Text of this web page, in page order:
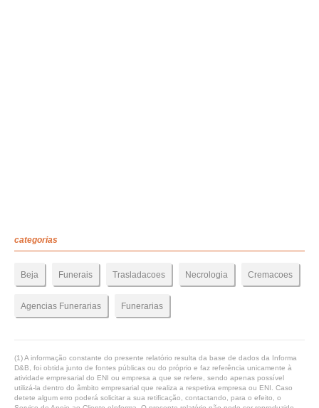
categorias
Beja Funerais Trasladacoes Necrologia Cremacoes
Agencias Funerarias Funerarias
(1) A informação constante do presente relatório resulta da base de dados da Informa
D&B, foi obtida junto de fontes públicas ou do próprio e faz referência unicamente à
atividade empresarial do ENI ou empresa a que se refere, sendo apenas possível
utilizá-la dentro do âmbito empresarial que realiza a respetiva empresa ou ENI. Caso
detete algum erro poderá solicitar a sua retificação, contactando, para o efeito, o